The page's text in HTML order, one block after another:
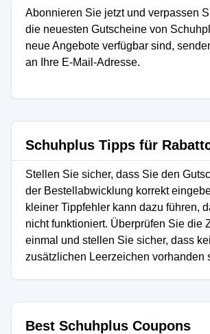
Abonnieren Sie jetzt und verpassen
die neuesten Gutscheine von
neue Angebote verfügbar sind,
an Ihre E-Mail-Adresse.
Schuhplus Tipps für
Stellen Sie sicher, dass Sie den
der Bestellabwicklung korrekt
kleiner Tippfehler kann dazu führen,
nicht funktioniert. Überprüfen Sie die
einmal und stellen Sie sicher, dass
zusätzlichen Leerzeichen vorhanden
Best Schuhplus Coupons